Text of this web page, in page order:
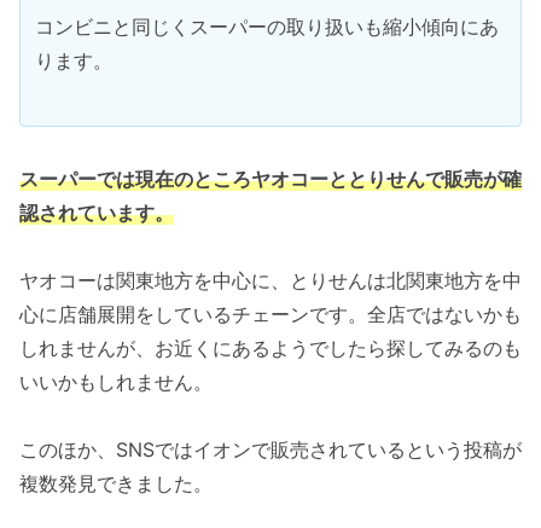
コンビニと同じくスーパーの取り扱いも縮小傾向にあ
ります。
スーパーでは現在のところヤオコーととりせんで販売が確
認されています。
ヤオコーは関東地方を中心に、とりせんは北関東地方を中
心に店舗展開をしているチェーンです。全店ではないかも
しれませんが、お近くにあるようでしたら探してみるのも
いいかもしれません。
このほか、SNSではイオンで販売されているという投稿が
複数発見できました。